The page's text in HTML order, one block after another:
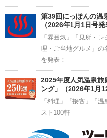
第39回にっぽんの温
（2026年1月1日号発
「雰囲気」「見所・
理・ご当地グルメ」の
を発表！
2025年度人気温泉旅
ング」（2026年1月
「料理」「接客」「
スト100軒